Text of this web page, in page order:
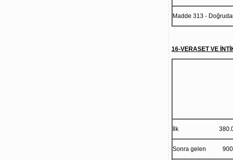
Madde 313 -
16-VERASET VE
İlk 380.000
Sonra gelen